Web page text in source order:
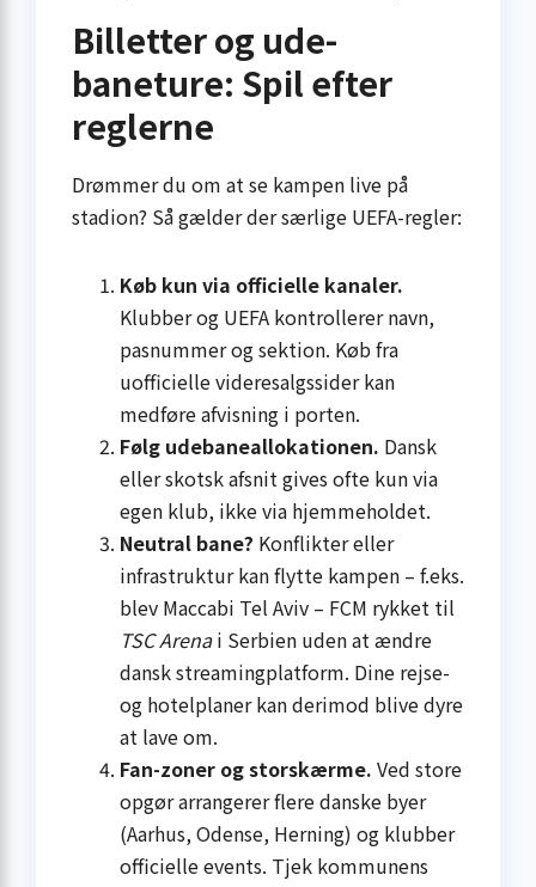
Billetter og ude­
baneture: Spil efter
reglerne
Drømmer du om at se kampen live på
stadion? Så gælder der særlige UEFA-regler:
Køb kun via officielle kanaler.
Klubber og UEFA kontrollerer navn,
pas­nummer og sektion. Køb fra
uofficielle videresalgssider kan
medføre afvisning i porten.
Følg udebane­allokationen. Dansk
eller skotsk afsnit gives ofte kun via
egen klub, ikke via hjemme­holdet.
Neutral bane? Konflikter eller
infrastruktur kan flytte kampen – f.eks.
blev Maccabi Tel Aviv – FCM rykket til
TSC Arenai Serbien uden at ændre
dansk streaming­platform. Dine rejse-
og hotel­planer kan derimod blive dyre
at lave om.
Fan-zoner og storskærme. Ved store
opgør arrangerer flere danske byer
(Aarhus, Odense, Herning) og klubber
officielle events. Tjek kommunens